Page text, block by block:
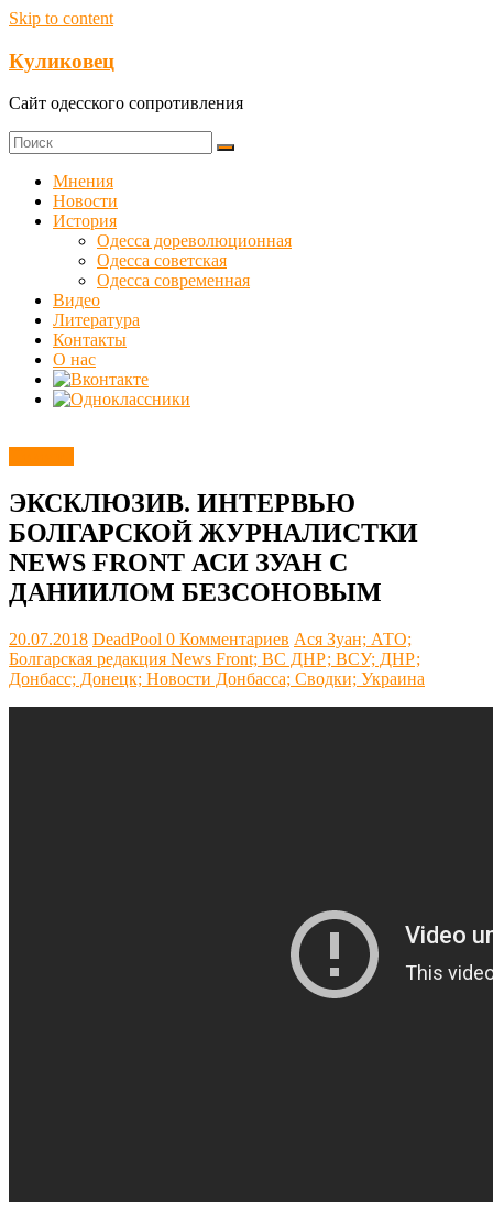
Skip to content
Куликовец
Сайт одесского сопротивления
Мнения
Новости
История
Одесса дореволюционная
Одесса советская
Одесса современная
Видео
Литература
Контакты
О нас
ЭКСКЛЮЗИВ. ИНТЕРВЬЮ
БОЛГАРСКОЙ ЖУРНАЛИСТКИ
NEWS FRONT АСИ ЗУАН С
ДАНИИЛОМ БЕЗСОНОВЫМ
20.07.2018 DeadPool 0 Комментариев Ася Зуан; АТО;
Болгарская редакция News Front; ВС ДНР; ВСУ; ДНР;
Донбасс; Донецк; Новости Донбасса; Сводки; Украина